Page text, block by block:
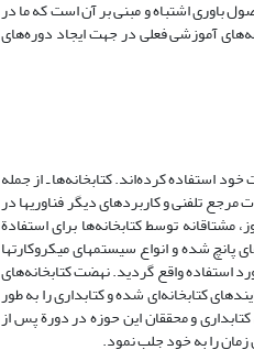
باوری اشتباه و مبنی بر آن است که ما در
آموزشی فعلی در جهت ایجاد دوره‌های
استفاده کرده‌اند. کتابخانه‌ها ـ از جمله
تلفنی و کاربردهای دیگر فناوریها در
توسط کتابخانه‌ها برای استفادة
شده و انواع سیستمهای میکروکارتها
کتابخانه های تخصصی که طی سالهای 1940 و 1950 توسعه یافته بودند، مورد استفاده واقع گردید. نهضت کتابخانه‌های
نگاه علمی به فرایندهای کتابخانه‌ای شده و کتابداری را به طور
و محققان این حوزه در دورة پس از
را به خود جلب نمود.